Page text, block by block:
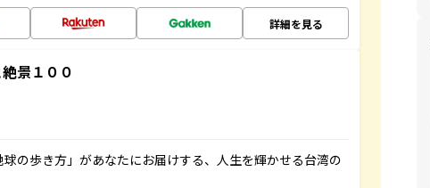
詳細を見る
景１００
の歩き方」があなたにお届けする、人生を輝かせる台湾の